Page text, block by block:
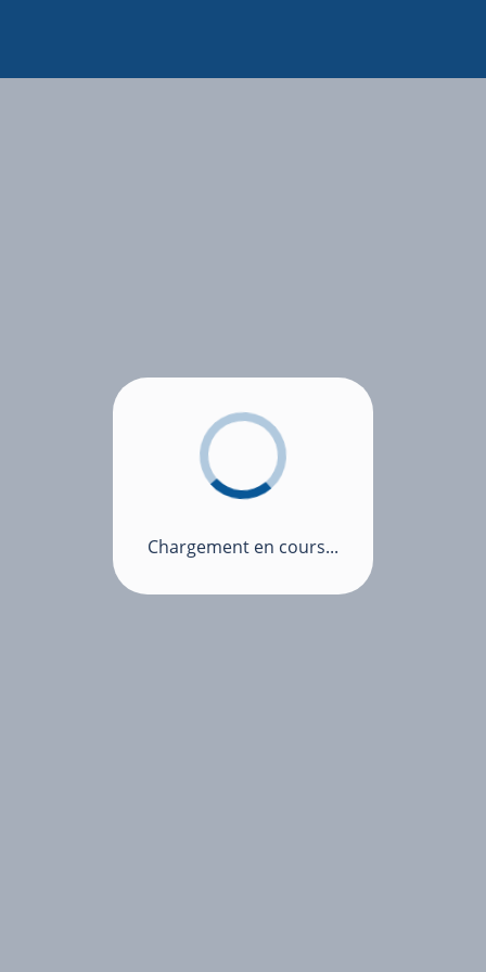
Chargement en cours...